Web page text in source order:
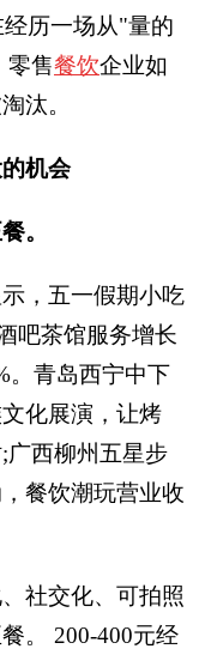
历一场从"量的
零售餐饮企业如
汰。
机会
。
，五一假期小吃
吧茶馆服务增长
。青岛西宁中下
化展演，让烤
广西柳州五星步
餐饮潮玩营业收
社交化、可拍照
。 200-400元经